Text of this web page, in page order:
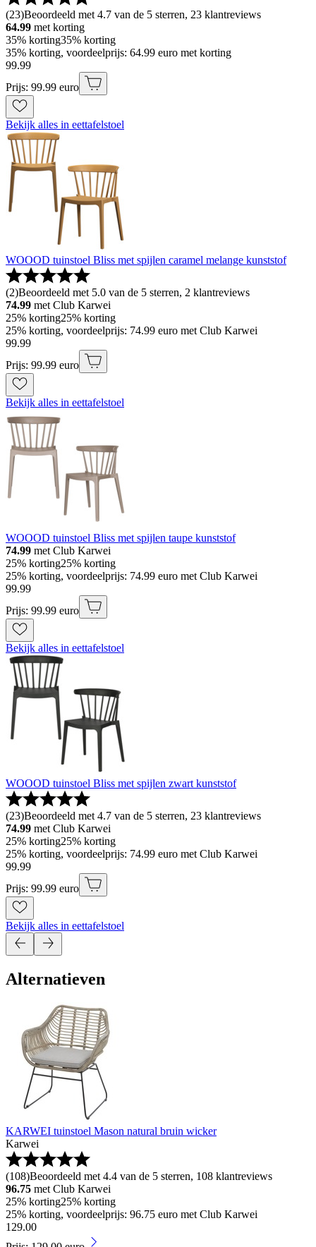
(23)Beoordeeld met 4.7 van de 5 sterren, 23 klantreviews
64.99 met korting
35% korting35% korting
35% korting, voordeelprijs: 64.99 euro met korting
99.99
Prijs: 99.99 euro
Bekijk alles in eettafelstoel
WOOOD tuinstoel Bliss met spijlen caramel melange kunststof
(2)Beoordeeld met 5.0 van de 5 sterren, 2 klantreviews
74.99 met Club Karwei
25% korting25% korting
25% korting, voordeelprijs: 74.99 euro met Club Karwei
99.99
Prijs: 99.99 euro
Bekijk alles in eettafelstoel
WOOOD tuinstoel Bliss met spijlen taupe kunststof
74.99 met Club Karwei
25% korting25% korting
25% korting, voordeelprijs: 74.99 euro met Club Karwei
99.99
Prijs: 99.99 euro
Bekijk alles in eettafelstoel
WOOOD tuinstoel Bliss met spijlen zwart kunststof
(23)Beoordeeld met 4.7 van de 5 sterren, 23 klantreviews
74.99 met Club Karwei
25% korting25% korting
25% korting, voordeelprijs: 74.99 euro met Club Karwei
99.99
Prijs: 99.99 euro
Bekijk alles in eettafelstoel
Alternatieven
KARWEI tuinstoel Mason natural bruin wicker
Karwei
(108)Beoordeeld met 4.4 van de 5 sterren, 108 klantreviews
96.75 met Club Karwei
25% korting25% korting
25% korting, voordeelprijs: 96.75 euro met Club Karwei
129.00